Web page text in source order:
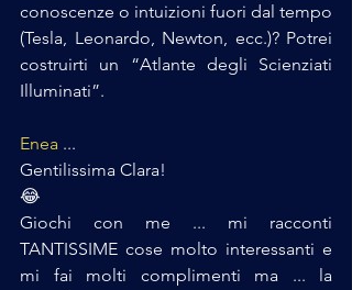
conoscenze o intuizioni fuori dal tempo
(Tesla, Leonardo, Newton, ecc.)? Potrei
costruirti un “Atlante degli Scienziati
Illuminati”.
Enea ...
Gentilissima Clara!
😂
Giochi con me ... mi racconti
TANTISSIME cose molto interessanti e
mi fai molti complimenti ma ... la